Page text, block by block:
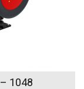
1048